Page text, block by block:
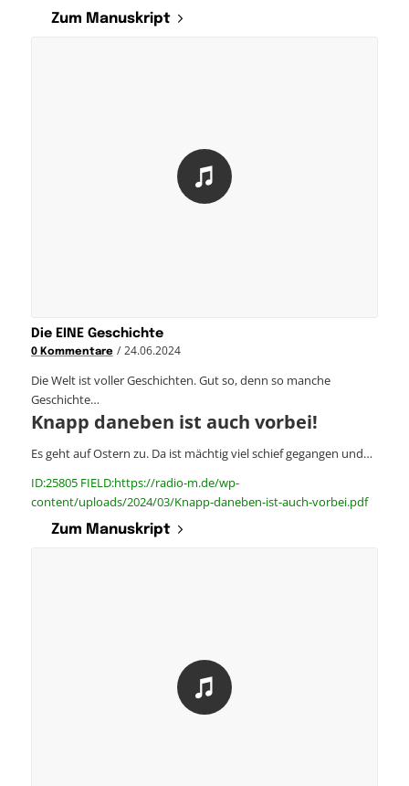
Zum Manuskript
Die EINE Geschichte
0 Kommentare / 24.06.2024
Die Welt ist voller Geschichten. Gut so, denn so manche
Geschichte…
Knapp daneben ist auch vorbei!
Es geht auf Ostern zu. Da ist mächtig viel schief gegangen und…
ID:25805 FIELD:https://radio-m.de/wp-
content/uploads/2024/03/Knapp-daneben-ist-auch-vorbei.pdf
Zum Manuskript